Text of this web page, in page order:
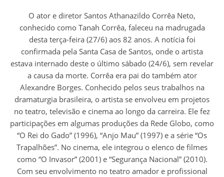
O ator e diretor Santos Athanazildo Corrêa Neto,
conhecido como Tanah Corrêa, faleceu na madrugada
desta terça-feira (27/6) aos 82 anos. A notícia foi
confirmada pela Santa Casa de Santos, onde o artista
estava internado deste o último sábado (24/6), sem revelar
a causa da morte. Corrêa era pai do também ator
Alexandre Borges. Conhecido pelos seus trabalhos na
dramaturgia brasileira, o artista se envolveu em projetos
no teatro, televisão e cinema ao longo da carreira. Ele fez
participações em algumas produções da Rede Globo, como
“O Rei do Gado” (1996), “Anjo Mau” (1997) e a série “Os
Trapalhões”. No cinema, ele integrou o elenco de filmes
como “O Invasor” (2001) e “Segurança Nacional” (2010).
Com seu envolvimento no teatro amador e profissional